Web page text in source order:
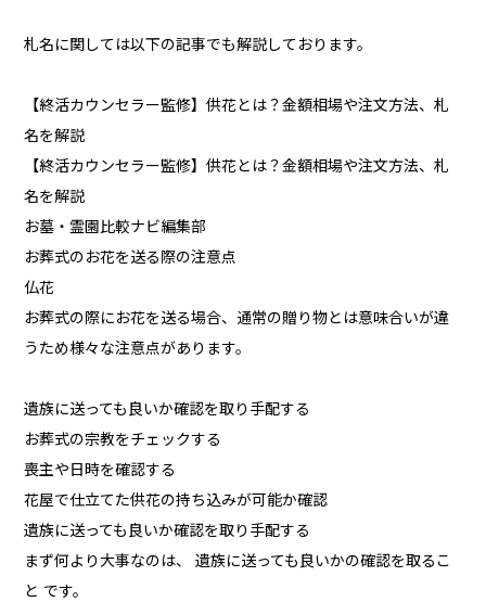
札名に関しては以下の記事でも解説しております。
【終活カウンセラー監修】供花とは？金額相場や注文方法、札
名を解説
【終活カウンセラー監修】供花とは？金額相場や注文方法、札
名を解説
お墓・霊園比較ナビ編集部
お葬式のお花を送る際の注意点
仏花
お葬式の際にお花を送る場合、通常の贈り物とは意味合いが違
うため様々な注意点があります。
遺族に送っても良いか確認を取り手配する
お葬式の宗教をチェックする
喪主や日時を確認する
花屋で仕立てた供花の持ち込みが可能か確認
遺族に送っても良いか確認を取り手配する
まず何より大事なのは、 遺族に送っても良いかの確認を取るこ
と です。